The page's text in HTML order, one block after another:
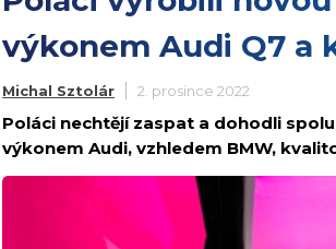
výkonem Audi Q7 a
Michal Sztolár 2. prosince 2022
Poláci nechtějí zaspat a dohodli
výkonem Audi, vzhledem BMW,